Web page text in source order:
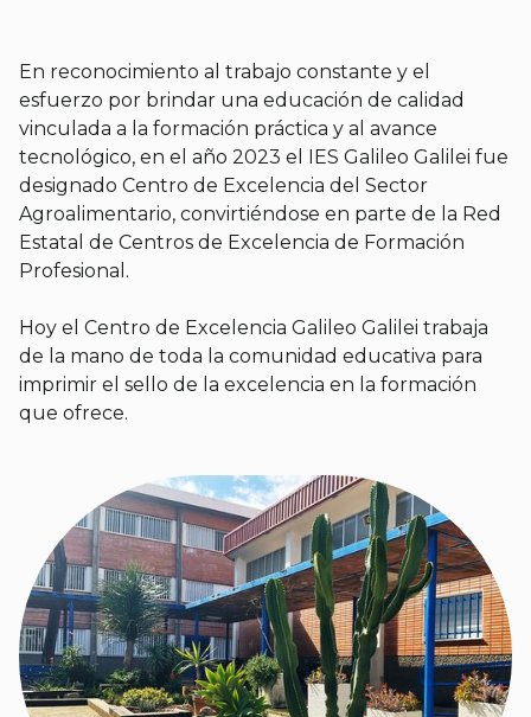
En reconocimiento al trabajo constante y el
esfuerzo por brindar una educación de calidad
vinculada a la formación práctica y al avance
tecnológico, en el año 2023 el IES Galileo Galilei fue
designado Centro de Excelencia del Sector
Agroalimentario, convirtiéndose en parte de la Red
Estatal de Centros de Excelencia de Formación
Profesional.
Hoy el Centro de Excelencia Galileo Galilei trabaja
de la mano de toda la comunidad educativa para
imprimir el sello de la excelencia en la formación
que ofrece.